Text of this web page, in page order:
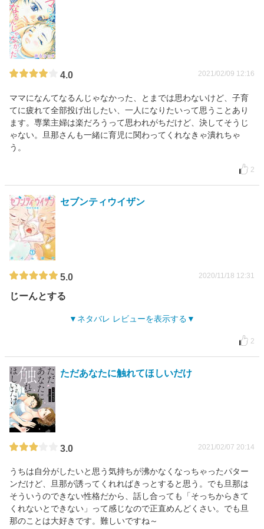
4.0 2021/02/09 12:16
ママになんてなるんじゃなかった、とまでは思わないけど、子育
てに疲れて全部投げ出したい、一人になりたいって思うことあり
ます。専業主婦は楽だろうって思われがちだけど、決してそうじ
ゃない。旦那さんも一緒に育児に関わってくれなきゃ潰れちゃ
う。
2
セブンティウイザン
5.0 2020/11/18 12:31
じーんとする
ネタバレ レビューを表示する
2
ただあなたに触れてほしいだけ
3.0 2021/02/07 20:14
うちは自分がしたいと思う気持ちが沸かなくなっちゃったパター
ンだけど、旦那が誘ってくれればきっとすると思う。でも旦那は
そういうのできない性格だから、話し合っても「そっちからきて
くれないとできない」って感じなので正直めんどくさい。でも旦
那のことは大好きです。難しいですね～